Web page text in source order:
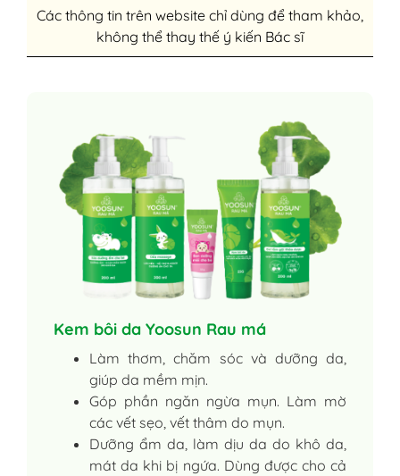
Các thông tin trên website chỉ dùng để tham khảo,
không thể thay thế ý kiến Bác sĩ
Kem bôi da Yoosun Rau má
Làm thơm, chăm sóc và dưỡng da,
giúp da mềm mịn.
Góp phần ngăn ngừa mụn. Làm mờ
các vết sẹo, vết thâm do mụn.
Dưỡng ẩm da, làm dịu da do khô da,
mát da khi bị ngứa. Dùng được cho cả